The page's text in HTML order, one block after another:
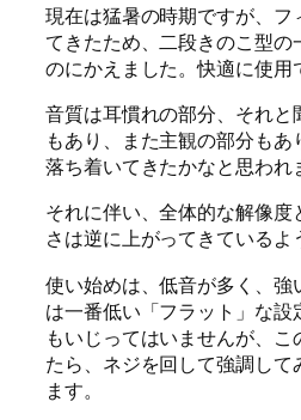
現在は猛暑の時期ですが、フ
てきたため、二段きのこ型の
のにかえました。快適に使用
音質は耳慣れの部分、それ
もあり、また主観の部分も
落ち着いてきたかなと思われ
それに伴い、全体的な解像
さは逆に上がってきているよ
使い始めは、低音が多く、強
は一番低い「フラット」な
もいじってはいませんが、こ
たら、ネジを回して強調し
ます。